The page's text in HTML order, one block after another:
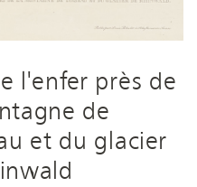
l'enfer près de
de
et du glacier